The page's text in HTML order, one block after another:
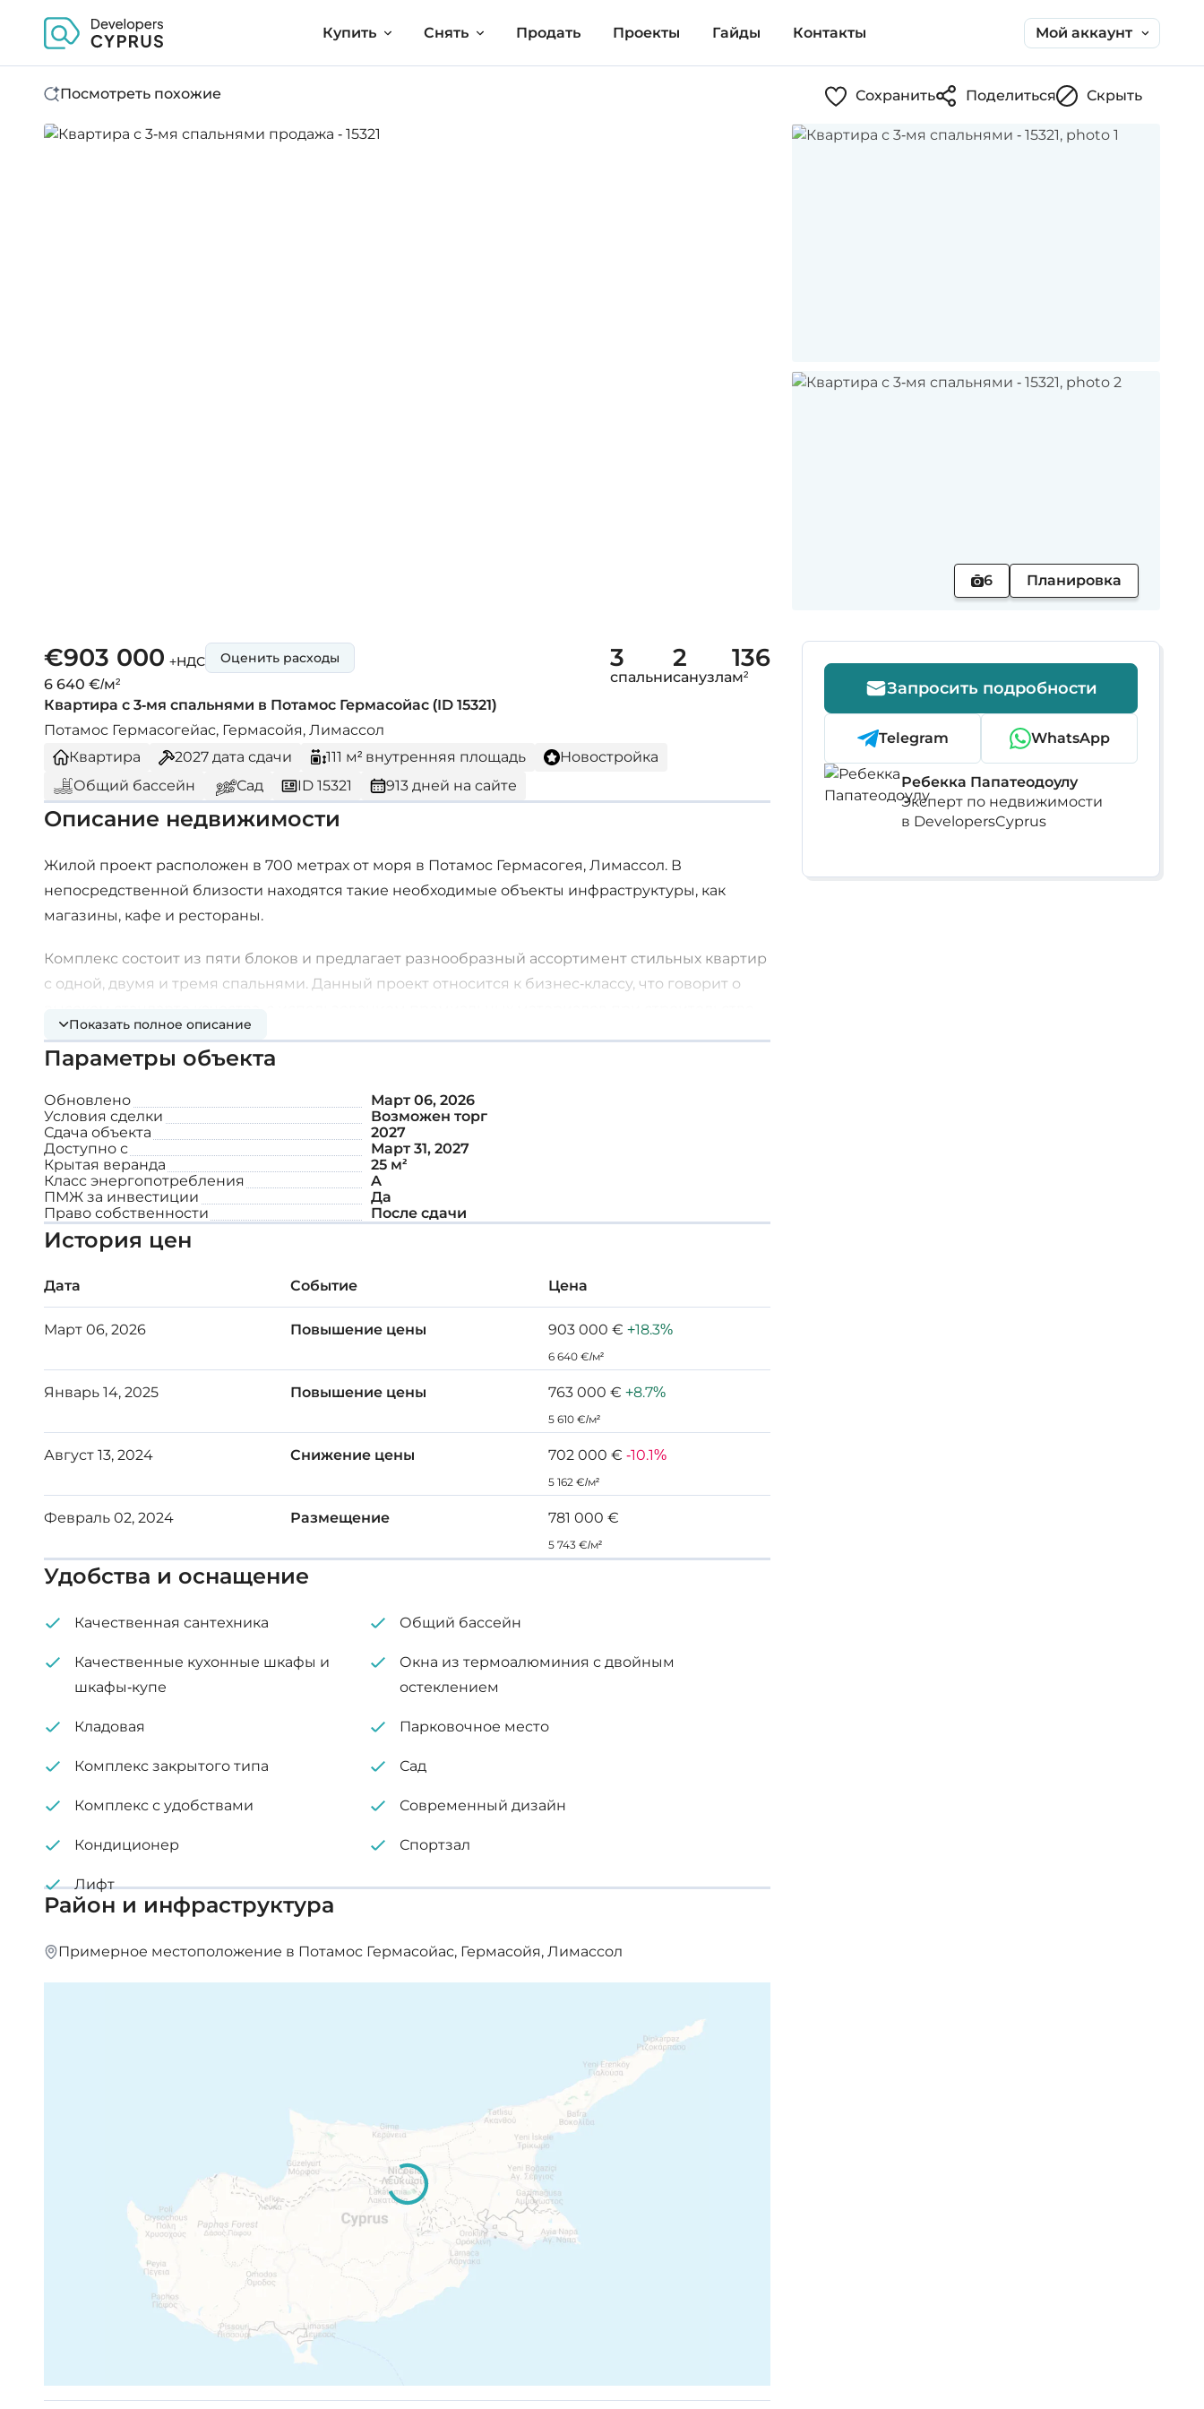
Купить Снять Продать Проекты Гайды Контакты Мой аккаунт
Посмотреть похожие Сохранить Поделиться Скрыть
6 Планировка
€903 000 +НДС
6 640 €/м²
Оценить расходы 3
спальни
2
санузла
136
м²
Квартира с 3-мя спальнями в Потамос Гермасойас (ID 15321)
Потамос Гермасогейас, Гермасойя, Лимассол
Квартира
2027 дата сдачи 111 м² внутренняя площадь
Новостройка
Общий бассейн
Сад ID 15321 913 дней на сайте
Описание недвижимости
Жилой проект расположен в 700 метрах от моря в Потамос Гермасогея, Лимассол. В
непосредственной близости находятся такие необходимые объекты инфраструктуры, как
магазины, кафе и рестораны.
Комплекс состоит из пяти блоков и предлагает разнообразный ассортимент стильных квартир
с одной, двумя и тремя спальнями. Данный проект относится к бизнес-классу, что говорит о
Дополнительные возможности:
Тренажерный зал
Бассейн для взрослых и детей
БАРБЕКЮ
Внутренняя площадь: 111 м²
Крытая веранда: 25 м²
Показать полное описание
Параметры объекта
Обновлено
Март 06, 2026
Условия сделки
Возможен торг
Сдача объекта
2027
Доступно с
Март 31, 2027
Крытая веранда
25 м²
Класс энергопотребления
A
ПМЖ за инвестиции
Да
Право собственности
После сдачи
История цен
Дата Событие Цена
Март 06, 2026 Повышение цены 903 000 € +18.3%
6 640 €/м²
Январь 14, 2025 Повышение цены 763 000 € +8.7%
5 610 €/м²
Август 13, 2024 Снижение цены 702 000 € -10.1%
5 162 €/м²
Февраль 02, 2024 Размещение 781 000 €
5 743 €/м²
Удобства и оснащение
Качественная сантехника
Качественные кухонные шкафы и
шкафы-купе
Кладовая
Комплекс закрытого типа
Комплекс с удобствами
Кондиционер
Лифт
Общий бассейн
Окна из термоалюминия с двойным
остеклением
Парковочное место
Сад
Современный дизайн
Спортзал
Район и инфраструктура
Примерное местоположение в Потамос Гермасойас, Гермасойя, Лимассол
Запросить подробности
Telegram WhatsApp
Ребекка Папатеодоулу
Эксперт по недвижимости
в DevelopersCyprus